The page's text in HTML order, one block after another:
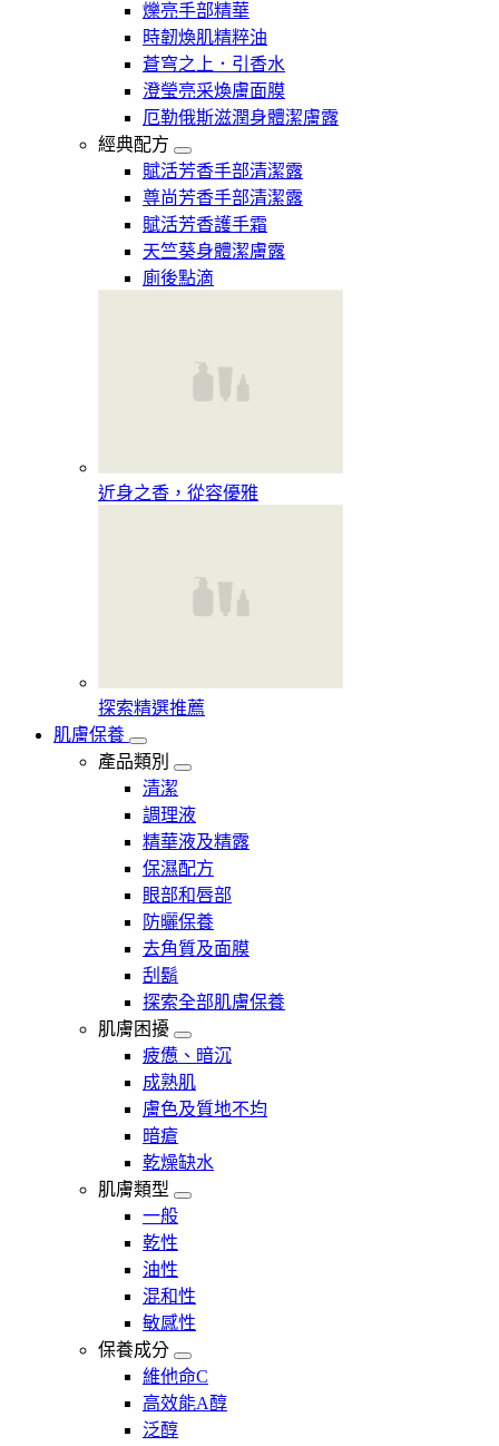
爍亮手部精華
時韌煥肌精粹油
蒼穹之上．引香水
澄瑩亮采煥膚面膜
厄勒俄斯滋潤身體潔膚露
經典配方
賦活芳香手部清潔露
尊尚芳香手部清潔露
賦活芳香護手霜
天竺葵身體潔膚露
廁後點滴
近身之香，從容優雅
探索精選推薦
肌膚保養
產品類別
清潔
調理液
精華液及精露
保濕配方
眼部和唇部
防曬保養
去角質及面膜
刮鬍
探索全部肌膚保養
肌膚困擾
疲憊、暗沉
成熟肌
膚色及質地不均
暗瘡​
乾燥缺水
肌膚類型
一般
乾性
油性
混和性
敏感性
保養成分
維他命C
高效能A醇
泛醇